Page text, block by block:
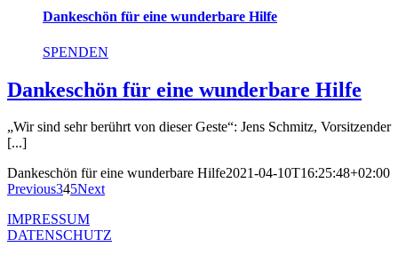
Dankeschön für eine wunderbare Hilfe
SPENDEN
Dankeschön für eine wunderbare Hilfe
„Wir sind sehr berührt von dieser Geste“: Jens Schmitz, Vorsitzender
[...]
Dankeschön für eine wunderbare Hilfe2021-04-10T16:25:48+02:00
Previous345Next
IMPRESSUM
DATENSCHUTZ